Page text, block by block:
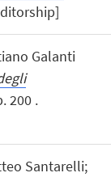
Galanti
200 .
Santarelli;